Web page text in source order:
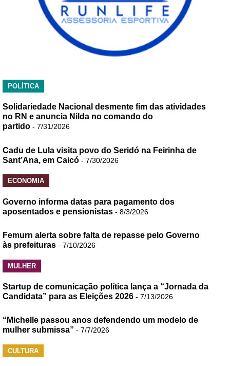
POLÍTICA
Solidariedade Nacional desmente fim das atividades
no RN e anuncia Nilda no comando do
partido - 7/31/2026
Cadu de Lula visita povo do Seridó na Feirinha de
Sant’Ana, em Caicó - 7/30/2026
ECONOMIA
Governo informa datas para pagamento dos
aposentados e pensionistas - 8/3/2026
Femurn alerta sobre falta de repasse pelo Governo
às prefeituras - 7/10/2026
MULHER
Startup de comunicação política lança a “Jornada da
Candidata” para as Eleições 2026 - 7/13/2026
“Michelle passou anos defendendo um modelo de
mulher submissa” - 7/7/2026
CULTURA